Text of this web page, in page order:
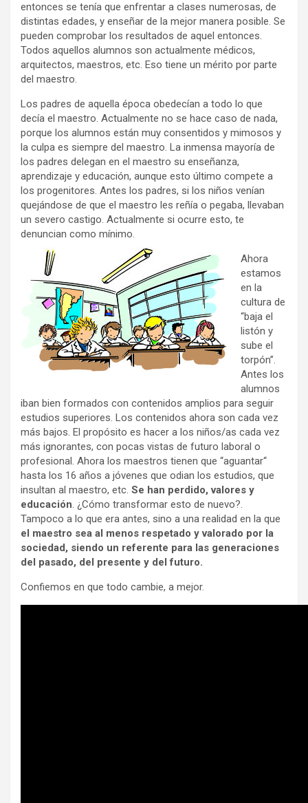
entonces se tenía que enfrentar a clases numerosas, de
distintas edades, y enseñar de la mejor manera posible. Se
pueden comprobar los resultados de aquel entonces.
Todos aquellos alumnos son actualmente médicos,
arquitectos, maestros, etc. Eso tiene un mérito por parte
del maestro.
Los padres de aquella época obedecían a todo lo que
decía el maestro. Actualmente no se hace caso de nada,
porque los alumnos están muy consentidos y mimosos y
la culpa es siempre del maestro. La inmensa mayoría de
los padres delegan en el maestro su enseñanza,
aprendizaje y educación, aunque esto último compete a
los progenitores. Antes los padres, si los niños venían
quejándose de que el maestro les reñía o pegaba, llevaban
un severo castigo. Actualmente si ocurre esto, te
denuncian como mínimo.
Ahora
estamos
en la
cultura de
“baja el
listón y
sube el
torpón”.
Antes los
alumnos
iban bien formados con contenidos amplios para seguir
estudios superiores. Los contenidos ahora son cada vez
más bajos. El propósito es hacer a los niños/as cada vez
más ignorantes, con pocas vistas de futuro laboral o
profesional. Ahora los maestros tienen que “aguantar“
hasta los 16 años a jóvenes que odian los estudios, que
insultan al maestro, etc. Se han perdido, valores y
educación. ¿Cómo transformar esto de nuevo?.
Tampoco a lo que era antes, sino a una realidad en la que
el maestro sea al menos respetado y valorado por la
sociedad, siendo un referente para las generaciones
del pasado, del presente y del futuro.
Confiemos en que todo cambie, a mejor.